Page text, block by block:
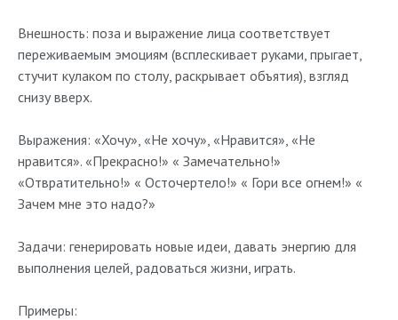
Внешность: поза и выражение лица соответствует
переживаемым эмоциям (всплескивает руками, прыгает,
стучит кулаком по столу, раскрывает объятия), взгляд
снизу вверх.
Выражения: «Хочу», «Не хочу», «Нравится», «Не
нравится». «Прекрасно!» « Замечательно!»
«Отвратительно!» « Осточертело!» « Гори все огнем!» «
Зачем мне это надо?»
Задачи: генерировать новые идеи, давать энергию для
выполнения целей, радоваться жизни, играть.
Примеры: